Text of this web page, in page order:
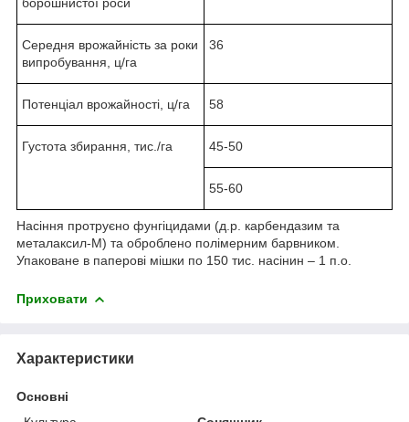
Середня врожайність за роки
випробування, ц/га
36
Потенціал врожайності, ц/га 58
Густота збирання, тис./га 45-50
55-60
Насіння протруєно фунгіцидами (д.р. карбендазим та
металаксил-М) та оброблено полімерним барвником.
Упаковане в паперові мішки по 150 тис. насінин – 1 п.о.
Приховати
Характеристики
Основні